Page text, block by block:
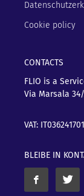
Cookie policy
CONTACTS
FLIO is a
Via Marsala 34/
VAT:
BLEIBE IN